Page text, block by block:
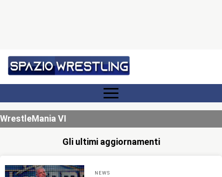
WrestleMania VI
Gli ultimi aggiornamenti
NEWS